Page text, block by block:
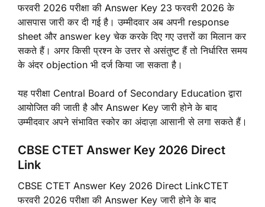
फरवरी 2026 परीक्षा की Answer Key 23 फरवरी 2026 के
आसपास जारी कर दी गई है। उम्मीदवार अब अपनी response
sheet और answer key चेक करके दिए गए उत्तरों का मिलान कर
सकते हैं। अगर किसी प्रश्न के उत्तर से असंतुष्ट हैं तो निर्धारित समय
के अंदर objection भी दर्ज किया जा सकता है।
यह परीक्षा Central Board of Secondary Education द्वारा
आयोजित की जाती है और Answer Key जारी होने के बाद
उम्मीदवार अपने संभावित स्कोर का अंदाज़ा आसानी से लगा सकते हैं।
CBSE CTET Answer Key 2026 Direct
Link
CBSE CTET Answer Key 2026 Direct LinkCTET
फरवरी 2026 परीक्षा की Answer Key जारी होने के बाद